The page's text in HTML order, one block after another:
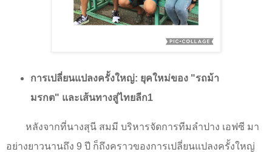
การเปลี่ยนแปลงครั้งใหญ่: ยุคใหม่ของ "รถม้า
มรกต" และเส้นทางสู่ไทยลีก1
หลังจากที่นางสุนี สมมี บริหารจัดการทีมลำปาง เอฟซี มา
อย่างยาวนานถึง 9 ปี ก็ถึงคราวของการเปลี่ยนแปลงครั้งใหญ่